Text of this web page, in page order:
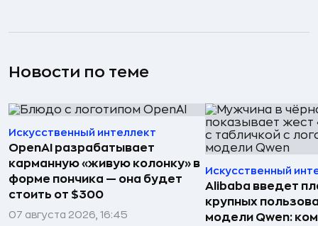
Новости по теме
Искусственный интеллект
OpenAI разрабатывает
карманную «живую колонку» в
форме пончика — она будет
стоить от $300
07 августа 2026, 16:45
Искусственный
Alibaba введет
крупных
модели Qwen: